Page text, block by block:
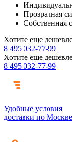
Прозрачная
Собственная
Хотите еще
8 495 032-77-99
Хотите еще
8 495 032-77-99
Удобные условия
доставки по